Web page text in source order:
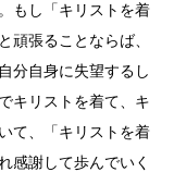
もし「キリストを着
頑張ることならば、
分自身に失望するし
キリストを着て、キ
て、「キリストを着
感謝して歩んでいく